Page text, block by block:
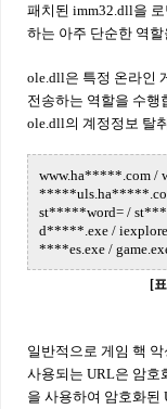
패치된 imm32.dll을
하는 아주 단순한 역할
ole.dll은 특정 온라인
전송하는 역할을 수행
ole.dll의 계정정보 탈
www.ha*****.com /
st*****word= /
d*****.exe /
****es.exe /
[
일반적으로 게임 핵
사용되는 URL은 암호
을 사용하여 암호화된